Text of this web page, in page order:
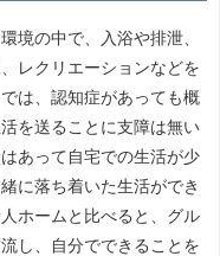
境の中で、入浴や排泄、
レクリエーションなどを
は、認知症があっても概
を送ることに支障は無い
あって自宅での生活が少
に落ち着いた生活ができ
ホームと比べると、グル
し、自分でできることを